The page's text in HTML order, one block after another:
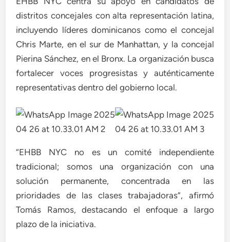
distritos concejales con alta representación latina,
incluyendo líderes dominicanos como el concejal
Chris Marte, en el sur de Manhattan, y la concejal
Pierina Sánchez, en el Bronx. La organización busca
fortalecer voces progresistas y auténticamente
representativas dentro del gobierno local.
“EHBB NYC no es un comité independiente
tradicional; somos una organización con una
solución permanente, concentrada en las
prioridades de las clases trabajadoras”, afirmó
Tomás Ramos, destacando el enfoque a largo
plazo de la iniciativa.